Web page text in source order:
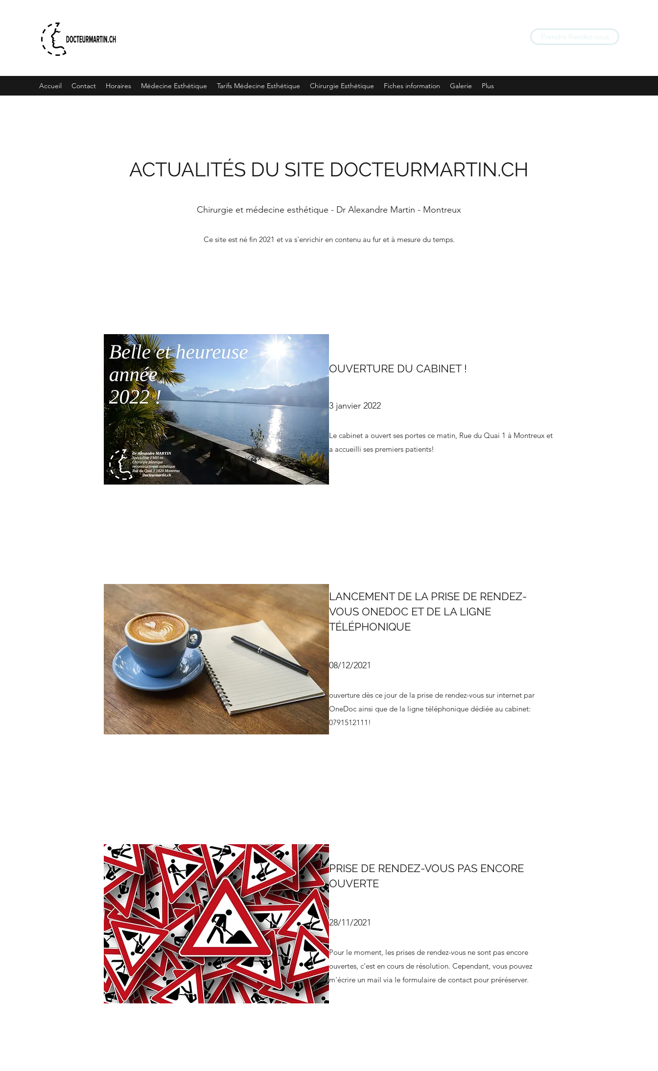
Prendre Rendez-vous
Accueil Contact Horaires Médecine Esthétique Tarifs Médecine Esthétique Chirurgie Esthétique Fiches information Galerie Plus
ACTUALITÉS DU SITE DOCTEURMARTIN.CH
Chirurgie et médecine esthétique - Dr Alexandre Martin - Montreux
Ce site est né fin 2021 et va s'enrichir en contenu au fur et à mesure du temps.
OUVERTURE DU CABINET !
3 janvier 2022
Le cabinet a ouvert ses portes ce matin, Rue du Quai 1 à Montreux et
a accueilli ses premiers patients!
LANCEMENT DE LA PRISE DE RENDEZ-
VOUS ONEDOC ET DE LA LIGNE
TÉLÉPHONIQUE
08/12/2021
ouverture dès ce jour de la prise de rendez-vous sur internet par
OneDoc ainsi que de la ligne téléphonique dédiée au cabinet:
0791512111!
PRISE DE RENDEZ-VOUS PAS ENCORE
OUVERTE
28/11/2021
Pour le moment, les prises de rendez-vous ne sont pas encore
ouvertes, c'est en cours de résolution. Cependant, vous pouvez
m'écrire un mail via le formulaire de contact pour préréserver.